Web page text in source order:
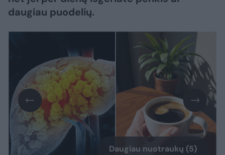
daugiau puodelių.
Daugiau nuotraukų (5)